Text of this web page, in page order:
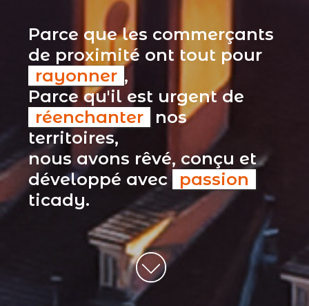
Parce que les commerçants
de proximité ont tout pour
rayonner ,
Parce qu'il est urgent de
réenchanter
nos
territoires,
nous avons rêvé, conçu et
développé avec passion
ticady.